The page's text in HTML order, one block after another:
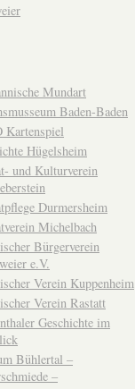
Mundart
Baden-Baden
Kartenspiel
Hügelsheim
und Kulturverein
Durmersheim
Michelbach
Bürgerverein
e.V.
Verein Kuppenheim
Verein Rastatt
Geschichte im
Bühlertal –
–